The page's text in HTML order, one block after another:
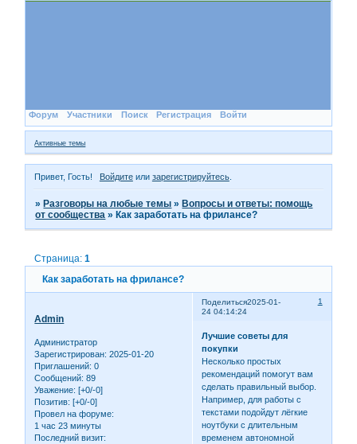
Форум Участники Поиск Регистрация Войти
Активные темы
Привет, Гость! Войдитеили зарегистрируйтесь.
» Разговоры на любые темы » Вопросы и ответы: помощь
от сообщества » Как заработать на фрилансе?
Как заработать на фрилансе?
Страница:1
Поделиться 1
2025-01-
24 04:14:24
Admin
Администратор
Зарегистрирован: 2025-01-20
Приглашений: 0
Сообщений: 89
Уважение: [+0/-0]
Позитив: [+0/-0]
Провел на форуме:
1 час 23 минуты
Последний визит:
Лучшие советы для
покупки
Несколько простых
рекомендаций помогут вам
сделать правильный выбор.
Например, для работы с
текстами подойдут лёгкие
ноутбуки с длительным
временем автономной